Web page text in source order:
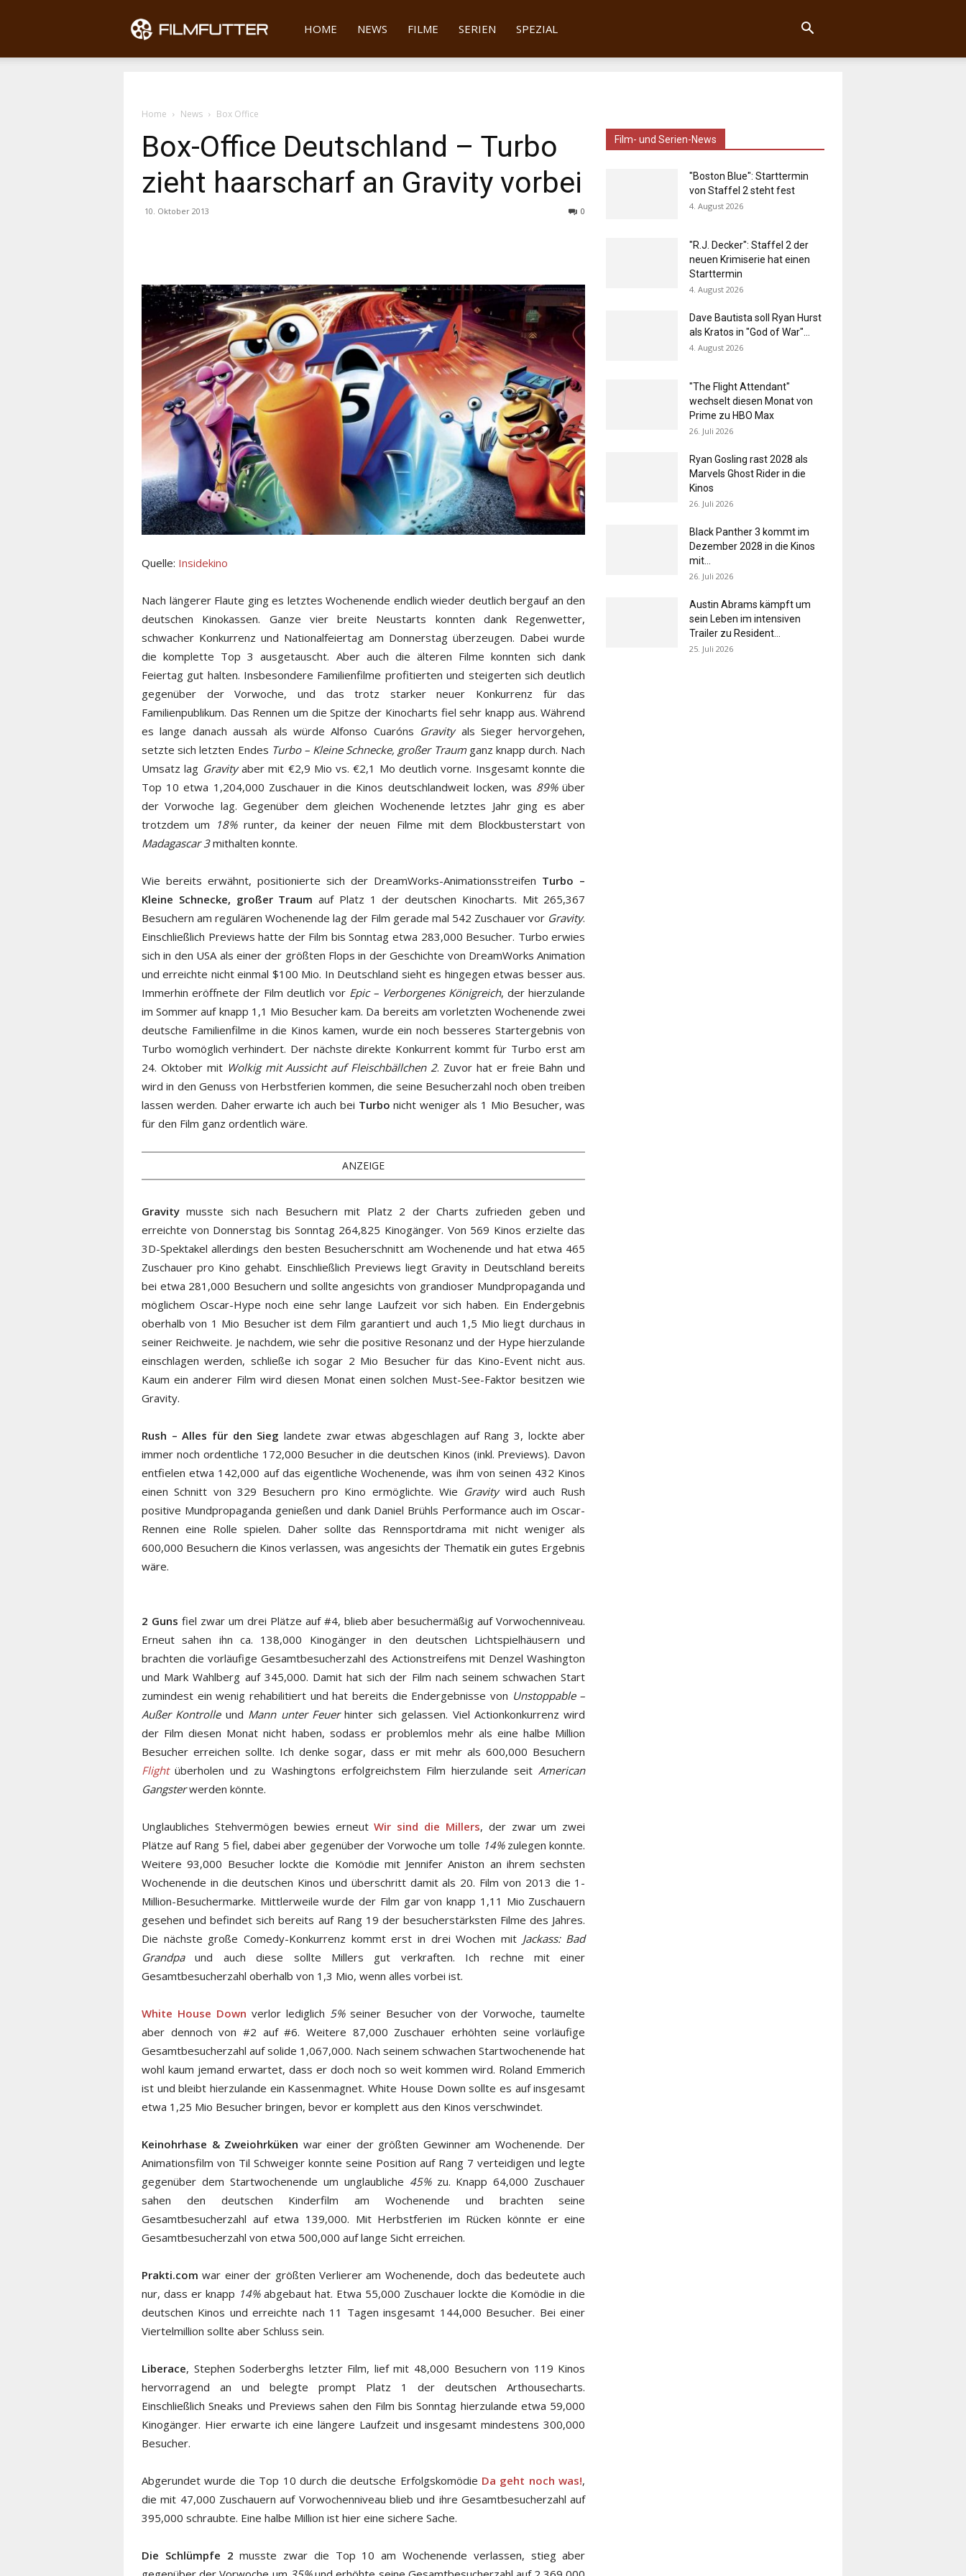
Filmfutter
HOME NEWS FILME SERIEN SPEZIAL
Home News Box Office
Box-Office Deutschland – Turbo
zieht haarscharf an Gravity vorbei
10. Oktober 2013 0
Quelle: Insidekino
Nach längerer Flaute ging es letztes Wochenende endlich wieder deutlich bergauf an den
deutschen Kinokassen. Ganze vier breite Neustarts konnten dank Regenwetter,
schwacher Konkurrenz und Nationalfeiertag am Donnerstag überzeugen. Dabei wurde
die komplette Top 3 ausgetauscht. Aber auch die älteren Filme konnten sich dank
Feiertag gut halten. Insbesondere Familienfilme profitierten und steigerten sich deutlich
gegenüber der Vorwoche, und das trotz starker neuer Konkurrenz für das
Familienpublikum. Das Rennen um die Spitze der Kinocharts fiel sehr knapp aus. Während
es lange danach aussah als würde Alfonso Cuaróns Gravityals Sieger hervorgehen,
setzte sich letzten Endes Turbo – Kleine Schnecke, großer Traumganz knapp durch. Nach
Umsatz lag Gravityaber mit €2,9 Mio vs. €2,1 Mo deutlich vorne. Insgesamt konnte die
Top 10 etwa 1,204,000 Zuschauer in die Kinos deutschlandweit locken, was 89%über
der Vorwoche lag. Gegenüber dem gleichen Wochenende letztes Jahr ging es aber
trotzdem um 18%runter, da keiner der neuen Filme mit dem Blockbusterstart von
Madagascar 3mithalten konnte.
Wie bereits erwähnt, positionierte sich der DreamWorks-Animationsstreifen Turbo –
Kleine Schnecke, großer Traum auf Platz 1 der deutschen Kinocharts. Mit 265,367
Besuchern am regulären Wochenende lag der Film gerade mal 542 Zuschauer vor Gravity.
Einschließlich Previews hatte der Film bis Sonntag etwa 283,000 Besucher. Turbo erwies
sich in den USA als einer der größten Flops in der Geschichte von DreamWorks Animation
und erreichte nicht einmal $100 Mio. In Deutschland sieht es hingegen etwas besser aus.
Immerhin eröffnete der Film deutlich vor Epic – Verborgenes Königreich, der hierzulande
im Sommer auf knapp 1,1 Mio Besucher kam. Da bereits am vorletzten Wochenende zwei
deutsche Familienfilme in die Kinos kamen, wurde ein noch besseres Startergebnis von
Turbo womöglich verhindert. Der nächste direkte Konkurrent kommt für Turbo erst am
24. Oktober mit Wolkig mit Aussicht auf Fleischbällchen 2. Zuvor hat er freie Bahn und
wird in den Genuss von Herbstferien kommen, die seine Besucherzahl noch oben treiben
lassen werden. Daher erwarte ich auch bei Turbo nicht weniger als 1 Mio Besucher, was
für den Film ganz ordentlich wäre.
ANZEIGE
Gravity musste sich nach Besuchern mit Platz 2 der Charts zufrieden geben und
erreichte von Donnerstag bis Sonntag 264,825 Kinogänger. Von 569 Kinos erzielte das
3D-Spektakel allerdings den besten Besucherschnitt am Wochenende und hat etwa 465
Zuschauer pro Kino gehabt. Einschließlich Previews liegt Gravity in Deutschland bereits
bei etwa 281,000 Besuchern und sollte angesichts von grandioser Mundpropaganda und
möglichem Oscar-Hype noch eine sehr lange Laufzeit vor sich haben. Ein Endergebnis
oberhalb von 1 Mio Besucher ist dem Film garantiert und auch 1,5 Mio liegt durchaus in
seiner Reichweite. Je nachdem, wie sehr die positive Resonanz und der Hype hierzulande
einschlagen werden, schließe ich sogar 2 Mio Besucher für das Kino-Event nicht aus.
Kaum ein anderer Film wird diesen Monat einen solchen Must-See-Faktor besitzen wie
Gravity.
Rush – Alles für den Sieg landete zwar etwas abgeschlagen auf Rang 3, lockte aber
immer noch ordentliche 172,000 Besucher in die deutschen Kinos (inkl. Previews). Davon
entfielen etwa 142,000 auf das eigentliche Wochenende, was ihm von seinen 432 Kinos
einen Schnitt von 329 Besuchern pro Kino ermöglichte. Wie Gravitywird auch Rush
positive Mundpropaganda genießen und dank Daniel Brühls Performance auch im Oscar-
Rennen eine Rolle spielen. Daher sollte das Rennsportdrama mit nicht weniger als
600,000 Besuchern die Kinos verlassen, was angesichts der Thematik ein gutes Ergebnis
wäre.
2 Guns fiel zwar um drei Plätze auf #4, blieb aber besuchermäßig auf Vorwochenniveau.
Erneut sahen ihn ca. 138,000 Kinogänger in den deutschen Lichtspielhäusern und
brachten die vorläufige Gesamtbesucherzahl des Actionstreifens mit Denzel Washington
und Mark Wahlberg auf 345,000. Damit hat sich der Film nach seinem schwachen Start
zumindest ein wenig rehabilitiert und hat bereits die Endergebnisse von Unstoppable –
Außer Kontrolleund Mann unter Feuerhinter sich gelassen. Viel Actionkonkurrenz wird
der Film diesen Monat nicht haben, sodass er problemlos mehr als eine halbe Million
Besucher erreichen sollte. Ich denke sogar, dass er mit mehr als 600,000 Besuchern
Flightüberholen und zu Washingtons erfolgreichstem Film hierzulande seit American
Gangsterwerden könnte.
Unglaubliches Stehvermögen bewies erneutWir sind die Millers, der zwar um zwei
Plätze auf Rang 5 fiel, dabei aber gegenüber der Vorwoche um tolle 14%zulegen konnte.
Weitere 93,000 Besucher lockte die Komödie mit Jennifer Aniston an ihrem sechsten
Wochenende in die deutschen Kinos und überschritt damit als 20. Film von 2013 die 1-
Million-Besuchermarke. Mittlerweile wurde der Film gar von knapp 1,11 Mio Zuschauern
gesehen und befindet sich bereits auf Rang 19 der besucherstärksten Filme des Jahres.
Die nächste große Comedy-Konkurrenz kommt erst in drei Wochen mit Jackass: Bad
Grandpaund auch diese sollte Millers gut verkraften. Ich rechne mit einer
Gesamtbesucherzahl oberhalb von 1,3 Mio, wenn alles vorbei ist.
White House Down verlor lediglich 5%seiner Besucher von der Vorwoche, taumelte
aber dennoch von #2 auf #6. Weitere 87,000 Zuschauer erhöhten seine vorläufige
Gesamtbesucherzahl auf solide 1,067,000. Nach seinem schwachen Startwochenende hat
wohl kaum jemand erwartet, dass er doch noch so weit kommen wird. Roland Emmerich
ist und bleibt hierzulande ein Kassenmagnet. White House Down sollte es auf insgesamt
etwa 1,25 Mio Besucher bringen, bevor er komplett aus den Kinos verschwindet.
Keinohrhase & Zweiohrküken war einer der größten Gewinner am Wochenende. Der
Animationsfilm von Til Schweiger konnte seine Position auf Rang 7 verteidigen und legte
gegenüber dem Startwochenende um unglaubliche 45%zu. Knapp 64,000 Zuschauer
sahen den deutschen Kinderfilm am Wochenende und brachten seine
Gesamtbesucherzahl auf etwa 139,000. Mit Herbstferien im Rücken könnte er eine
Gesamtbesucherzahl von etwa 500,000 auf lange Sicht erreichen.
Prakti.com war einer der größten Verlierer am Wochenende, doch das bedeutete auch
nur, dass er knapp 14%abgebaut hat. Etwa 55,000 Zuschauer lockte die Komödie in die
deutschen Kinos und erreichte nach 11 Tagen insgesamt 144,000 Besucher. Bei einer
Viertelmillion sollte aber Schluss sein.
Liberace, Stephen Soderberghs letzter Film, lief mit 48,000 Besuchern von 119 Kinos
hervorragend an und belegte prompt Platz 1 der deutschen Arthousecharts.
Einschließlich Sneaks und Previews sahen den Film bis Sonntag hierzulande etwa 59,000
Kinogänger. Hier erwarte ich eine längere Laufzeit und insgesamt mindestens 300,000
Besucher.
Abgerundet wurde die Top 10 durch die deutsche Erfolgskomödie Da geht noch was!,
die mit 47,000 Zuschauern auf Vorwochenniveau blieb und ihre Gesamtbesucherzahl auf
395,000 schraubte. Eine halbe Million ist hier eine sichere Sache.
Die Schlümpfe 2 musste zwar die Top 10 am Wochenende verlassen, stieg aber
Film- und Serien-News
"Boston Blue": Starttermin
von Staffel 2 steht fest
4. August 2026
"R.J. Decker": Staffel 2 der
neuen Krimiserie hat einen
Starttermin
4. August 2026
Dave Bautista soll Ryan Hurst
als Kratos in "God of War"...
4. August 2026
"The Flight Attendant"
wechselt diesen Monat von
Prime zu HBO Max
26. Juli 2026
Ryan Gosling rast 2028 als
Marvels Ghost Rider in die
Kinos
26. Juli 2026
Black Panther 3 kommt im
Dezember 2028 in die Kinos
mit...
26. Juli 2026
Austin Abrams kämpft um
sein Leben im intensiven
Trailer zu Resident...
25. Juli 2026